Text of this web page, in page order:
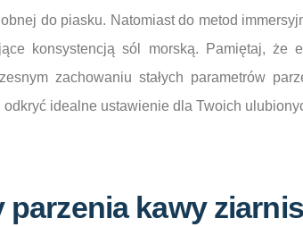
do piasku. Natomiast do metod
konsystencją sól morską. Pamiętaj, że
zachowaniu stałych parametrów
idealne ustawienie dla Twoich
parzenia kawy